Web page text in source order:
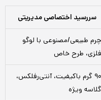
سررسید اختصاصی مدیریتی
چرم طبیعی/مصنوعی با لوگو
فلزی، طرح خاص
۹۰ گرم باکیفیت، آنتی‌رفلکس،
گلاسه ویژه